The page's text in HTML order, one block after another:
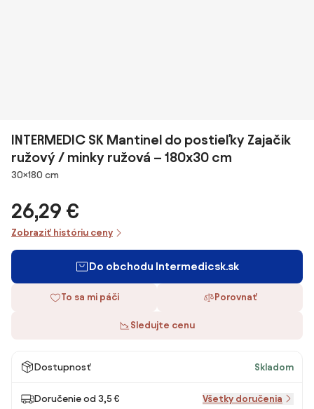
INTERMEDIC SK Mantinel do postieľky Zajačik
ružový / minky ružová – 180x30 cm
Rozmery
30×180 cm
26,29 €
Zobraziť históriu ceny
Do obchodu Intermedicsk.sk
To sa mi páči Porovnať
Sledujte cenu
Dostupnosť Skladom
Doručenie od 3,5 € Všetky doručenia